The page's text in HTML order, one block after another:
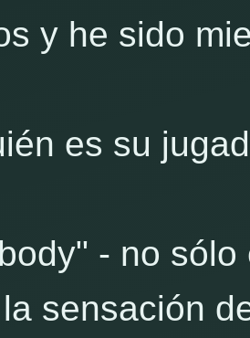
y he sido
es su
- no
sensación